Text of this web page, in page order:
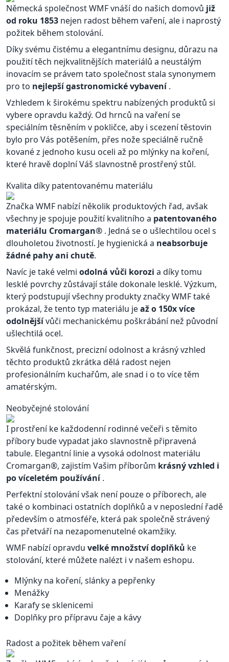
Německá společnost WMF vnáší do našich domovů již
od roku 1853 nejen radost během vaření, ale i naprostý
požitek během stolování.
Díky svému čistému a elegantnímu designu, důrazu na
použití těch nejkvalitnějších materiálů a neustálým
inovacím se právem tato společnost stala synonymem
pro to nejlepší gastronomické vybavení.
Vzhledem k širokému spektru nabízených produktů si
vybere opravdu každý. Od hrnců na vaření se
speciálním těsněním v pokličce, aby i scezení těstovin
bylo pro Vás potěšením, přes nože speciálně ručně
kované z jednoho kusu oceli až po mlýnky na koření,
které hravě doplní Váš slavnostně prostřený stůl.
Kvalita díky patentovanému materiálu
Značka WMF nabízí několik produktových řad, avšak
všechny je spojuje použití kvalitního a patentovaného
materiálu Cromargan® . Jedná se o ušlechtilou ocel s
dlouholetou životností. Je hygienická a neabsorbuje
žádné pahy ani chutě.
Navíc je také velmi odolná vůči korozi a díky tomu
lesklé povrchy zůstávají stále dokonale lesklé. Výzkum,
který podstupují všechny produkty značky WMF také
prokázal, že tento typ materiálu jeaž o 150x více
odolnějšívůči mechanickému poškrábání než původní
ušlechtilá ocel.
Skvělá funkčnost, precizní odolnost a krásný vzhled
těchto produktů zkrátka dělá radost nejen
profesionálním kuchařům, ale snad i o to více těm
amatérským.
Neobyčejné stolování
I prostření ke každodenní rodinné večeři s těmito
příbory bude vypadat jako slavnostně připravená
tabule. Elegantní linie a vysoká odolnost materiálu
Cromargan®, zajistím Vašim příborům krásný vzhled i
po víceletém používání.
Perfektní stolování však není pouze o příborech, ale
také o kombinaci ostatních doplňků a v neposlední řadě
především o atmosféře, která pak společně strávený
čas přetváří na nezapomenutelné okamžiky.
WMF nabízí opravdu velké množství doplňků ke
stolování, které můžete nalézt i v našem eshopu.
Mlýnky na koření, slánky a pepřenky
Menážky
Karafy se sklenicemi
Doplňky pro přípravu čaje a kávy
Radost a požitek během vaření